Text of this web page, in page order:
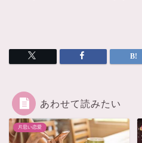
あわせて読みたい
片思い恋愛